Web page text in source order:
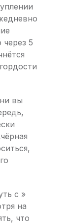
5
вы
с »
на
что